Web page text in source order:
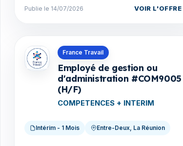
Alternance (contrat app...
Publie le 14/07/2026 VOIR L'OFFRE
France Travail
Employé de gestion ou
d'administration #COM9005
(H/F)
COMPETENCES + INTERIM
Intérim - 1 Mois Entre-Deux, La Réunion
Offres en La Réunion